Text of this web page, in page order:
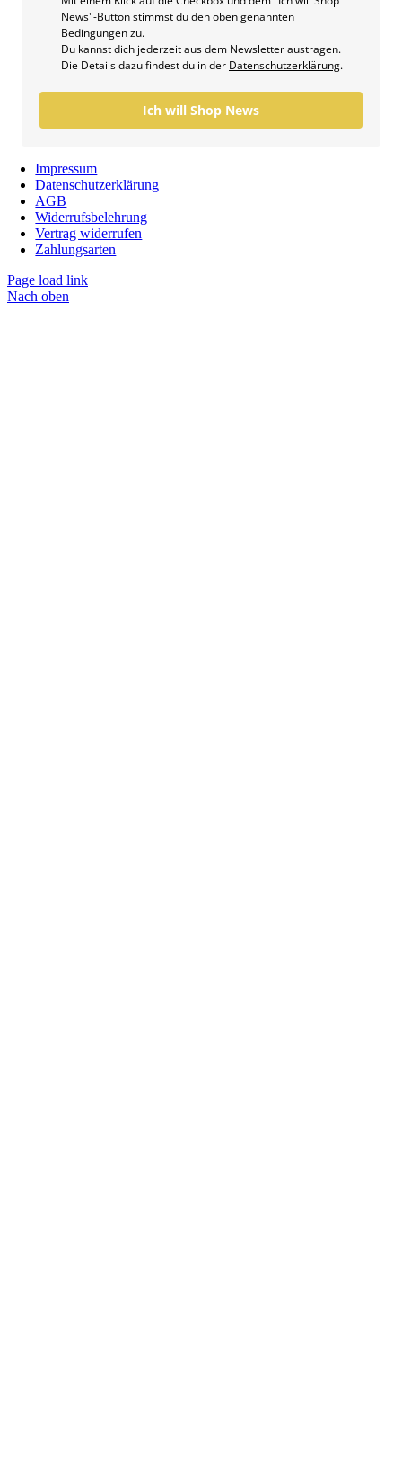
News"-Button stimmst du den oben genannten
Bedingungen zu.
Du kannst dich jederzeit aus dem Newsletter austragen.
Die Details dazu findest du in der Datenschutzerklärung.
Ich will Shop News
Impressum
Datenschutzerklärung
AGB
Widerrufsbelehrung
Vertrag widerrufen
Zahlungsarten
Page load link
Nach oben